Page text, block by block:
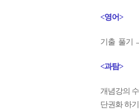
<영어>
기출 풀기
<과탐>
개념강의
단권화 하